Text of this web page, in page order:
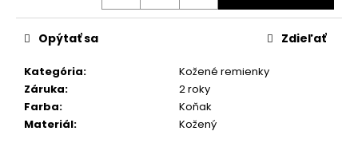
Kategória:
Kožené remienky
Záruka:
2 roky
Farba:
Koňak
Materiál: Kožený
Opýtať sa Zdieľať
r
ú
a
m
e